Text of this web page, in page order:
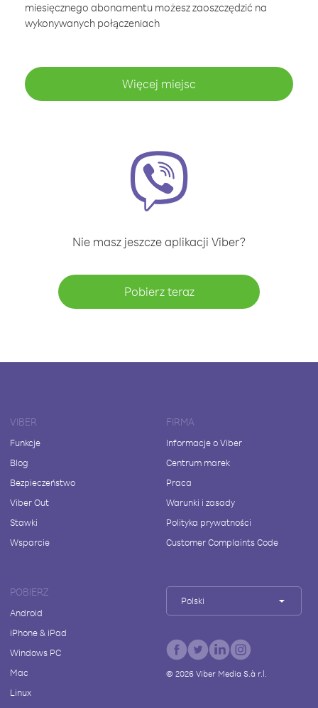
miesięcznego abonamentu możesz zaoszczędzić na
wykonywanych połączeniach
Więcej miejsc
Nie masz jeszcze aplikacji Viber?
Pobierz teraz
VIBER
Funkcje
Blog
Bezpieczeństwo
Viber Out
Stawki
Wsparcie
FIRMA
Informacje o Viber
Centrum marek
Praca
Warunki i zasady
Polityka prywatności
Customer Complaints Code
POBIERZ
Android
iPhone & iPad
Windows PC
Mac
Linux
Polski
© 2026Viber Media S.à r.l.